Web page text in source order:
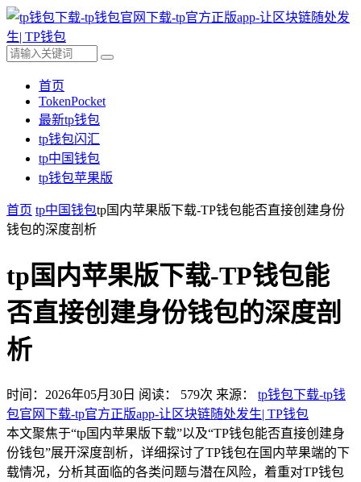
首页
TokenPocket
最新tp钱包
tp钱包闪汇
tp中国钱包
tp钱包苹果版
首页 tp中国钱包tp国内苹果版下载-TP钱包能否直接创建身份
钱包的深度剖析
tp国内苹果版下载-TP钱包能
否直接创建身份钱包的深度剖
析
时间：2026年05月30日 阅读： 579次 来源： tp钱包下载-tp钱
包官网下载-tp官方正版app-让区块链随处发生| TP钱包
本文聚焦于“tp国内苹果版下载”以及“TP钱包能否直接创建身
份钱包”展开深度剖析，详细探讨了TP钱包在国内苹果端的下
载情况，分析其面临的各类问题与潜在风险，着重对TP钱包